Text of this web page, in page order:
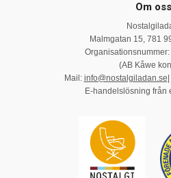
Om oss
Malmgatan 15, 781
(AB Kåwe
Mail: info@nostalgiladan.se
E-handelslösning från